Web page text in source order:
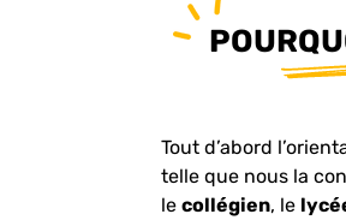
Tout d’abord
telle que nous la
lecollégien, le